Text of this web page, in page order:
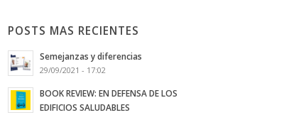
POSTS MAS RECIENTES
Semejanzas y diferencias
29/09/2021 - 17:02
BOOK REVIEW: EN DEFENSA DE LOS
EDIFICIOS SALUDABLES